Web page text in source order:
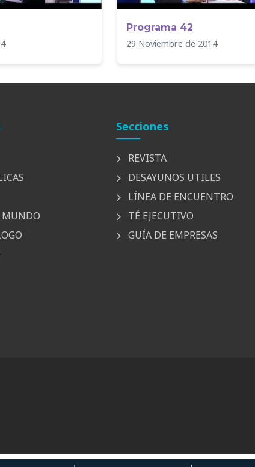
Programa 42
29 Noviembre de 2014
MUNDO
Secciones
REVISTA
DESAYUNOS UTILES
LÍNEA DE ENCUENTRO
TÉ EJECUTIVO
GUÍA DE EMPRESAS